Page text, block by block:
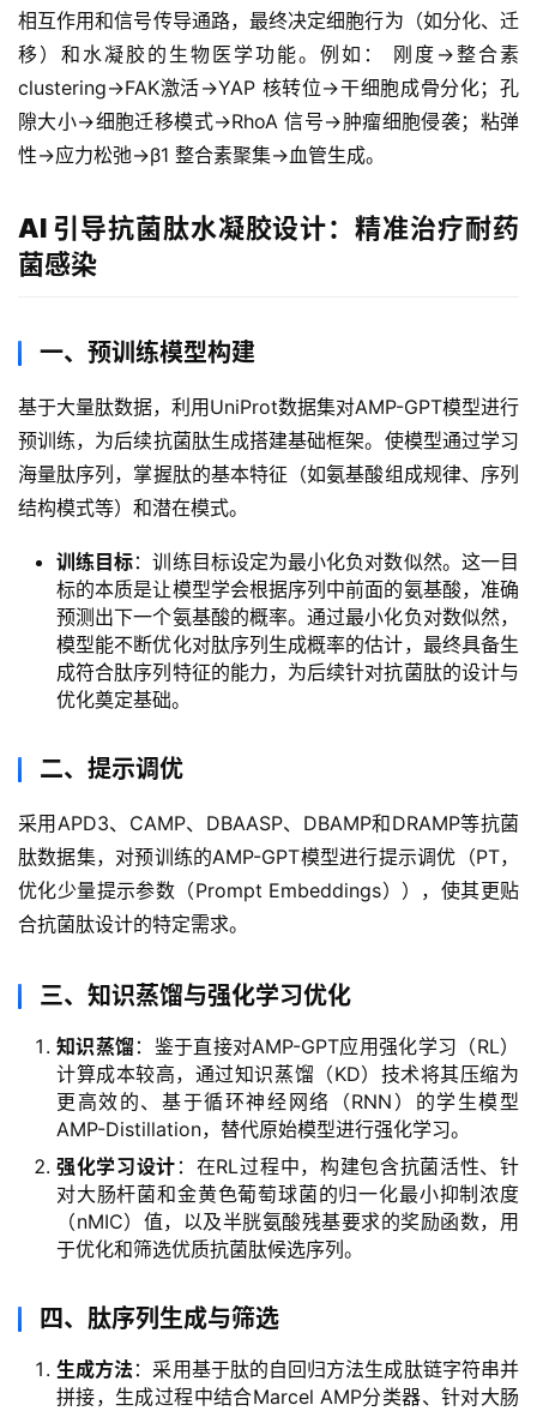
相互作用和信号传导通路，最终决定细胞行为（如分化、迁
移）和水凝胶的生物医学功能。例如： 刚度→整合素
clustering→FAK激活→YAP 核转位→干细胞成骨分化；孔
隙大小→细胞迁移模式→RhoA 信号→肿瘤细胞侵袭；粘弹
性→应力松弛→β1 整合素聚集→血管生成。
AI 引导抗菌肽水凝胶设计：精准治疗耐药
菌感染
一、预训练模型构建
基于大量肽数据，利用UniProt数据集对AMP-GPT模型进行
预训练，为后续抗菌肽生成搭建基础框架。使模型通过学习
海量肽序列，掌握肽的基本特征（如氨基酸组成规律、序列
结构模式等）和潜在模式。
训练目标：训练目标设定为最小化负对数似然。这一目
标的本质是让模型学会根据序列中前面的氨基酸，准确
预测出下一个氨基酸的概率。通过最小化负对数似然，
模型能不断优化对肽序列生成概率的估计，最终具备生
成符合肽序列特征的能力，为后续针对抗菌肽的设计与
优化奠定基础。
二、提示调优
采用APD3、CAMP、DBAASP、DBAMP和DRAMP等抗菌
肽数据集，对预训练的AMP-GPT模型进行提示调优（PT，
优化少量提示参数（Prompt Embeddings）），使其更贴
合抗菌肽设计的特定需求。
三、知识蒸馏与强化学习优化
知识蒸馏 ：鉴于直接对AMP-GPT应用强化学习（RL）
计算成本较高，通过知识蒸馏（KD）技术将其压缩为
更高效的、基于循环神经网络（RNN）的学生模型
AMP-Distillation，替代原始模型进行强化学习。
强化学习设计 ：在RL过程中，构建包含抗菌活性、针
对大肠杆菌和金黄色葡萄球菌的归一化最小抑制浓度
（nMIC）值，以及半胱氨酸残基要求的奖励函数，用
于优化和筛选优质抗菌肽候选序列。
四、肽序列生成与筛选
生成方法 ：采用基于肽的自回归方法生成肽链字符串并
拼接，生成过程中结合Marcel AMP分类器、针对大肠